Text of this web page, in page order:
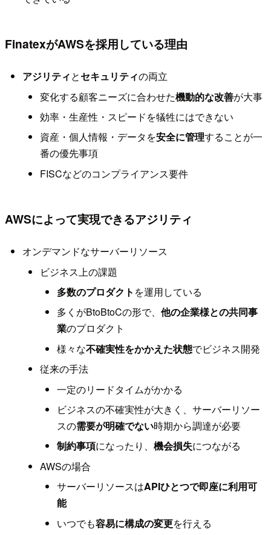
FinatexがAWSを採用している理由
アジリティとセキュリティの両立
変化する顧客ニーズに合わせた機動的な改善が大事
効率・生産性・スピードを犠牲にはできない
資産・個人情報・データを安全に管理することが一
番の優先事項
FISCなどのコンプライアンス要件
AWSによって実現できるアジリティ
オンデマンドなサーバーリソース
ビジネス上の課題
多数のプロダクト を運用している
多くがBtoBtoCの形で、他の企業様との共同事
業のプロダクト
様々な不確実性をかかえた状態でビジネス開発
従来の手法
一定のリードタイムがかかる
ビジネスの不確実性が大きく、サーバーリソー
スの需要が明確でない時期から調達が必要
制約事項になったり、機会損失につながる
AWSの場合
サーバーリソースはAPIひとつで即座に利用可
能
いつでも容易に構成の変更を行える